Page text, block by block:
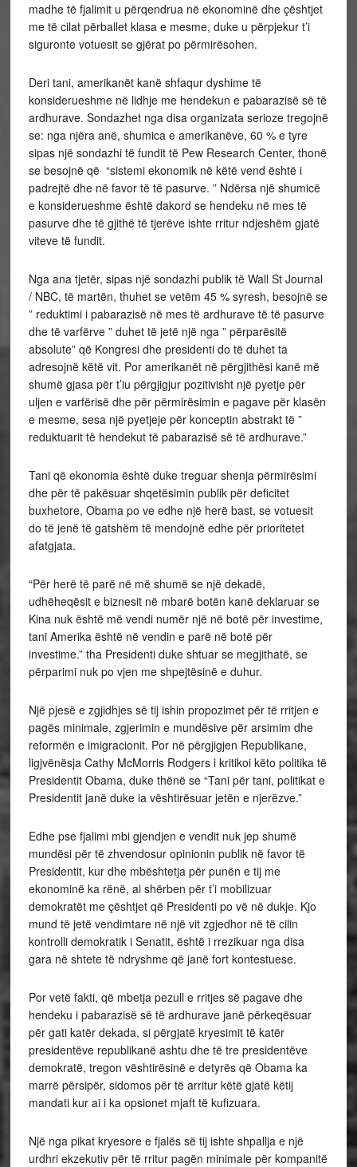
madhe të fjalimit u përqendrua në ekonominë dhe çështjet
me të cilat përballet klasa e mesme, duke u përpjekur t’i
siguronte votuesit se gjërat po përmirësohen.
Deri tani, amerikanët kanë shfaqur dyshime të
konsiderueshme në lidhje me hendekun e pabarazisë së të
ardhurave. Sondazhet nga disa organizata serioze tregojnë
se: nga njëra anë, shumica e amerikanëve, 60 % e tyre
sipas një sondazhi të fundit të Pew Research Center, thonë
se besojnë që “sistemi ekonomik në këtë vend është i
padrejtë dhe në favor të të pasurve. ” Ndërsa një shumicë
e konsiderueshme është dakord se hendeku në mes të
pasurve dhe të gjithë të tjerëve ishte rritur ndjeshëm gjatë
viteve të fundit.
Nga ana tjetër, sipas një sondazhi publik të Wall St Journal
/ NBC, të martën, thuhet se vetëm 45 % syresh, besojnë se
” reduktimi i pabarazisë në mes të ardhurave të të pasurve
dhe të varfërve ” duhet të jetë një nga ” përparësitë
absolute” që Kongresi dhe presidenti do të duhet ta
adresojnë këtë vit. Por amerikanët në përgjithësi kanë më
shumë gjasa për t’iu përgjigjur pozitivisht një pyetje për
uljen e varfërisë dhe për përmirësimin e pagave për klasën
e mesme, sesa një pyetjeje për konceptin abstrakt të ”
reduktuarit të hendekut të pabarazisë së të ardhurave.”
Tani që ekonomia është duke treguar shenja përmirësimi
dhe për të pakësuar shqetësimin publik për deficitet
buxhetore, Obama po ve edhe një herë bast, se votuesit
do të jenë të gatshëm të mendojnë edhe për prioritetet
afatgjata.
“Për herë të parë në më shumë se një dekadë,
udhëheqësit e biznesit në mbarë botën kanë deklaruar se
Kina nuk është më vendi numër një në botë për investime,
tani Amerika është në vendin e parë në botë për
investime.” tha Presidenti duke shtuar se megjithatë, se
përparimi nuk po vjen me shpejtësinë e duhur.
Një pjesë e zgjidhjes së tij ishin propozimet për të rritjen e
pagës minimale, zgjerimin e mundësive për arsimim dhe
reformën e imigracionit. Por në përgjigjen Republikane,
ligjvënësja Cathy McMorris Rodgers i kritikoi këto politika të
Presidentit Obama, duke thënë se “Tani për tani, politikat e
Presidentit janë duke ia vështirësuar jetën e njerëzve.”
Edhe pse fjalimi mbi gjendjen e vendit nuk jep shumë
mundësi për të zhvendosur opinionin publik në favor të
Presidentit, kur dhe mbështetja për punën e tij me
ekonominë ka rënë, ai shërben për t’i mobilizuar
demokratët me çështjet që Presidenti po vë në dukje. Kjo
mund të jetë vendimtare në një vit zgjedhor në të cilin
kontrolli demokratik i Senatit, është i rrezikuar nga disa
gara në shtete të ndryshme që janë fort kontestuese.
Por vetë fakti, që mbetja pezull e rritjes së pagave dhe
hendeku i pabarazisë së të ardhurave janë përkeqësuar
për gati katër dekada, si përgjatë kryesimit të katër
presidentëve republikanë ashtu dhe të tre presidentëve
demokratë, tregon vështirësinë e detyrës që Obama ka
marrë përsipër, sidomos për të arritur këtë gjatë këtij
mandati kur ai i ka opsionet mjaft të kufizuara.
Një nga pikat kryesore e fjalës së tij ishte shpallja e një
urdhri ekzekutiv për të rritur pagën minimale për kompanitë